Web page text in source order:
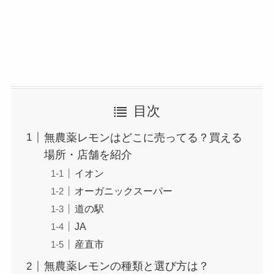
目次
無農薬レモンはどこに売ってる？買える
場所・店舗を紹介
イオン
オーガニックスーパー
道の駅
JA
産直市
無農薬レモンの種類と選び方は？